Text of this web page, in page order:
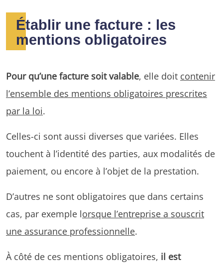
Établir une facture : les
mentions obligatoires
Pour qu’une facture soit valable, elle doit contenir
l’ensemble des mentions obligatoires prescrites
par la loi.
Celles-ci sont aussi diverses que variées. Elles
touchent à l’identité des parties, aux modalités de
paiement, ou encore à l’objet de la prestation.
D’autres ne sont obligatoires que dans certains
cas, par exemple lorsque l’entreprise a souscrit
une assurance professionnelle.
À côté de ces mentions obligatoires, il est